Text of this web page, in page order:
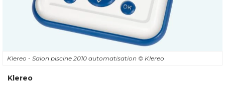
Klereo - Salon piscine 2010 automatisation © Klereo
Klereo